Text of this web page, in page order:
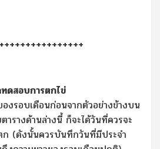
ดสอบการตกไข่
งรอบเดือนก่อนจากตัวอย่างข้างบน
รางด้านล่างนี้ ก็จะได้วันที่ควรจะ
ก (ดังนั้นควรบันทึกวันที่มีประจำ